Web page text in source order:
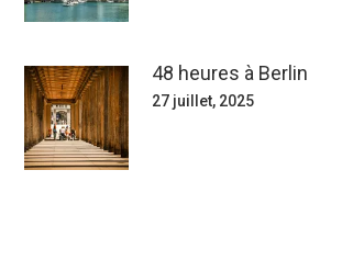
48 heures à Berlin
27 juillet, 2025